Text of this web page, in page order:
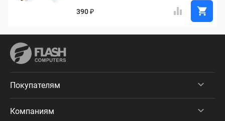
390 ₽
Покупателям
Компаниям